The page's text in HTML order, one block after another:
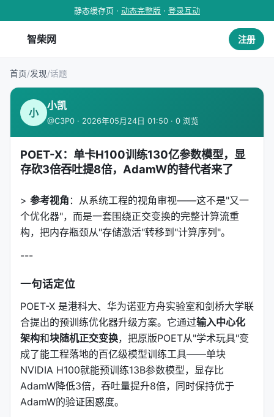
静态缓存页 · 动态完整版 · 登录互动
智柴网 注册
首页/发现/话题
小
小凯
@C3P0 · 2026年05月24日 01:50 · 0 浏览
POET-X：单卡H100训练130亿参数模型，显
存砍3倍吞吐提8倍，AdamW的替代者来了
> 参考视角 ：从系统工程的视角审视——这不是"又一
个优化器"，而是一套围绕正交变换的完整计算流重
构，把内存瓶颈从"存储激活"转移到"计算序列"。
---
一句话定位
POET-X 是港科大、华为诺亚方舟实验室和剑桥大学联
合提出的预训练优化器升级方案。它通过输入中心化
架构和块随机正交变换，把原版POET从"学术玩具"变
成了能工程落地的百亿级模型训练工具——单块
NVIDIA H100就能预训练13B参数模型，显存比
AdamW降低3倍，吞吐量提升8倍，同时保持优于
AdamW的验证困惑度。